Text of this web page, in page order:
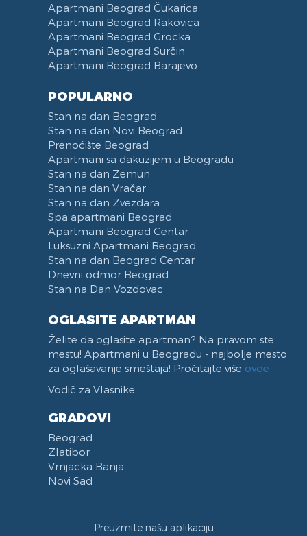
Apartmani Beograd Čukarica
Apartmani Beograd Rakovica
Apartmani Beograd Grocka
Apartmani Beograd Surčin
Apartmani Beograd Barajevo
POPULARNO
Stan na dan Beograd
Stan na dan Novi Beograd
Prenoćište Beograd
Apartmani sa đakuzijem u Beogradu
Stan na dan Zemun
Stan na dan Vračar
Stan na dan Zvezdara
Spa apartmani Beograd
Apartmani Beograd Centar
Luksuzni Apartmani Beograd
Stan na dan Beograd Centar
Dnevni odmor Beograd
Stan na Dan Vozdovac
OGLASITE APARTMAN
Želite da oglasite apartman? Na pravom ste
mestu! Apartmani u Beogradu - najbolje mesto
za oglašavanje smeštaja! Pročitajte više ovde
Vodič za Vlasnike
GRADOVI
Beograd
Zlatibor
Vrnjacka Banja
Novi Sad
Preuzmite našu aplikaciju